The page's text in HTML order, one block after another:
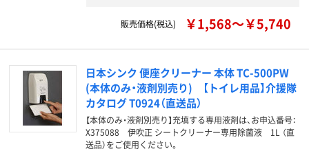
販売価格(税込) ￥1,568～￥5,740
日本シンク 便座クリーナー 本体 TC-500PW
(本体のみ・液剤別売り) 【トイレ用品】介援隊
カタログ T0924（直送品）
【本体のみ・液剤別売り】充填する専用液剤は、お申込番号：
X375088 伊吹正 シートクリーナー専用除菌液 1L （直
送品）をご使用ください。